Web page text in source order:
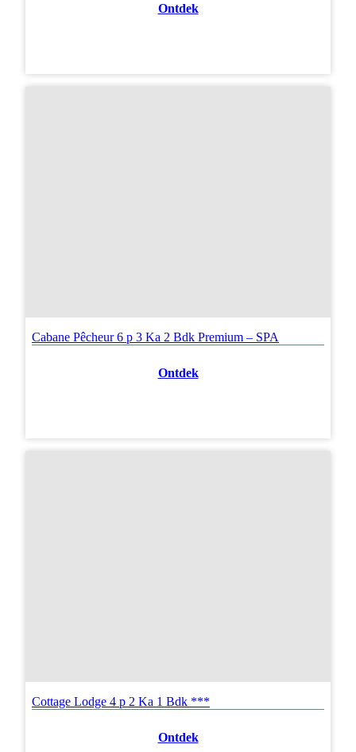
Ontdek
Cabane Pêcheur 6 p 3 Ka 2 Bdk Premium – SPA
Ontdek
Cottage Lodge 4 p 2 Ka 1 Bdk ***
Ontdek